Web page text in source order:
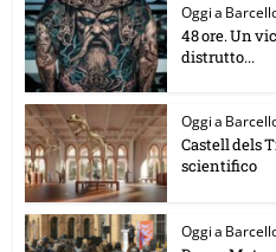
Oggi a
48 ore. Un
distrutto...
Oggi a
Castell dels
scientifico
Oggi a